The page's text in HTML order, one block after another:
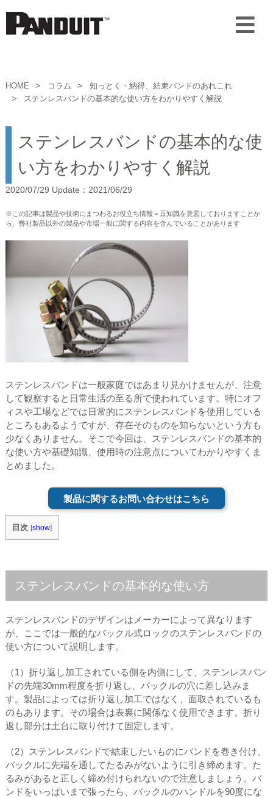
HOME コラム
知っとく・納得、結束バンドのあれこれ
ステンレスバンドの基本的な使い方をわかりやすく解説
ステンレスバンドの基本的な使
い方をわかりやすく解説
2020/07/29 Update：2021/06/29
※この記事は製品や技術にまつわるお役立ち情報＝豆知識を意図しておりますことか
ら、弊社製品以外の製品や市場一般に関する内容を含んでいることがあります
ステンレスバンドは一般家庭ではあまり見かけませんが、注意
して観察すると日常生活の至る所で使われています。特にオフ
ィスや工場などでは日常的にステンレスバンドを使用している
ところもあるようですが、存在そのものを知らないという方も
少なくありません。そこで今回は、ステンレスバンドの基本的
な使い方や基礎知識、使用時の注意点についてわかりやすくま
とめました。
製品に関するお問い合わせはこちら
目次 [show]
ステンレスバンドの基本的な使い方
ステンレスバンドのデザインはメーカーによって異なります
が、ここでは一般的なバックル式ロックのステンレスバンドの
使い方について説明します。
（1）折り返し加工されている側を内側にして、ステンレスバン
ドの先端30mm程度を折り返し、バックルの穴に差し込みま
す。製品によっては折り返し加工ではなく、面取されているも
のもあります。その場合は表裏に関係なく使用できます。折り
返し部分は土台に取り付けて固定します。
（2）ステンレスバンドで結束したいものにバンドを巻き付け、
バックルに先端を通してたるみがないように引き締めます。た
るみがあると正しく締め付けられないので注意しましょう。バ
ンドをいっぱいまで張ったら、バックルのハンドルを90度にな